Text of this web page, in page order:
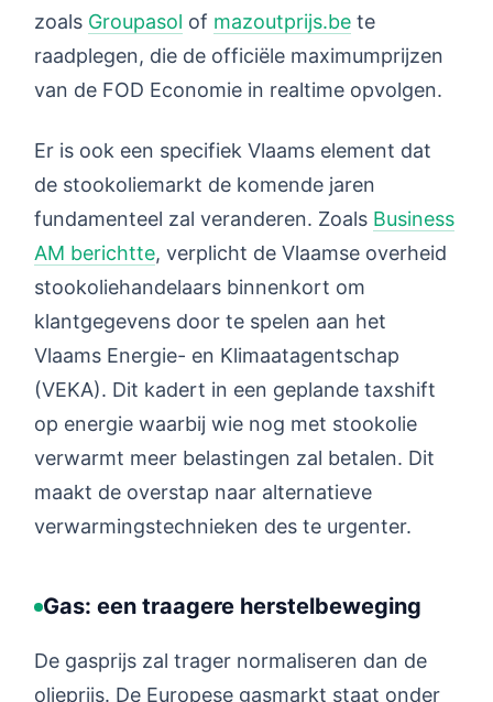
zoals Groupasol of mazoutprijs.be te
raadplegen, die de officiële maximumprijzen
van de FOD Economie in realtime opvolgen.
Er is ook een specifiek Vlaams element dat
de stookoliemarkt de komende jaren
fundamenteel zal veranderen. Zoals Business
AM berichtte, verplicht de Vlaamse overheid
stookoliehandelaars binnenkort om
klantgegevens door te spelen aan het
Vlaams Energie- en Klimaatagentschap
(VEKA). Dit kadert in een geplande taxshift
op energie waarbij wie nog met stookolie
verwarmt meer belastingen zal betalen. Dit
maakt de overstap naar alternatieve
verwarmingstechnieken des te urgenter.
Gas: een traagere herstelbeweging
De gasprijs zal trager normaliseren dan de
olieprijs. De Europese gasmarkt staat onder